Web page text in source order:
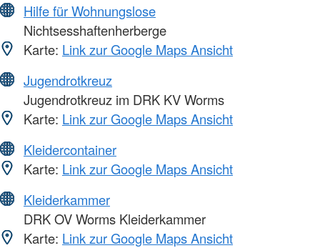
Hilfe für Wohnungslose
Nichtsesshaftenherberge
Karte: Link zur Google Maps Ansicht
Jugendrotkreuz
Jugendrotkreuz im DRK KV Worms
Karte: Link zur Google Maps Ansicht
Kleidercontainer
Karte: Link zur Google Maps Ansicht
Kleiderkammer
DRK OV Worms Kleiderkammer
Karte: Link zur Google Maps Ansicht